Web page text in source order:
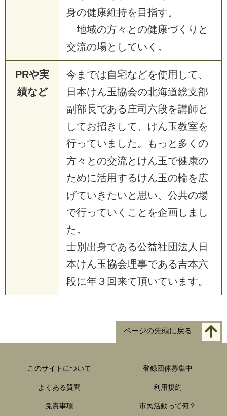
身の健康維持を目指す。
地域の方々との健康づくりと
交流の場としていく。
PRや実
績など
今までは自宅などを使用して、
日本けん玉協会の北海道総支部
副部長である庄司六段を講師と
してお招きして、けん玉教室を
行っていました。もっと多くの
方々との交流とけん玉で健康の
ために活用するけん玉の輪を広
げていきたいと思い、公共の場
で行っていくことを企画しまし
た。
士別出身である公益社団法人日
本けん玉協会理事である吉本六
段に年３回来て頂いています。
ページの先頭に戻る
このサイトについて 登録団体募集中
よくある質問 利用規約
免責事項 市民活動って何？